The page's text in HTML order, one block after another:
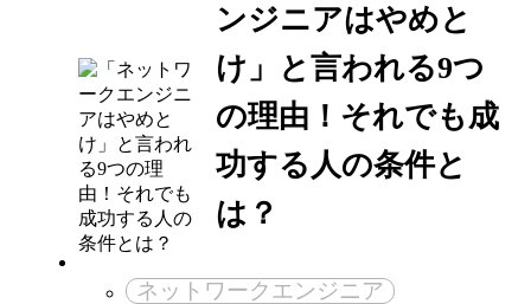
ンジニアはやめと
け」と言われる9つ
の理由！それでも成
功する人の条件と
は？
ネットワークエンジニア